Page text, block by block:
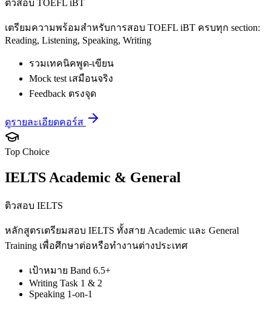
ติวสอบ TOEFL iBT
เตรียมความพร้อมสำหรับการสอบ TOEFL iBT ครบทุก section:
Reading, Listening, Speaking, Writing
รวมเทคนิคพูด-เขียน
Mock test เสมือนจริง
Feedback ตรงจุด
ดูรายละเอียดคอร์ส
Top Choice
IELTS Academic & General
ติวสอบ IELTS
หลักสูตรเตรียมสอบ IELTS ทั้งสาย Academic และ General
Training เพื่อศึกษาต่อหรือทำงานต่างประเทศ
เป้าหมาย Band 6.5+
Writing Task 1 & 2
Speaking 1-on-1